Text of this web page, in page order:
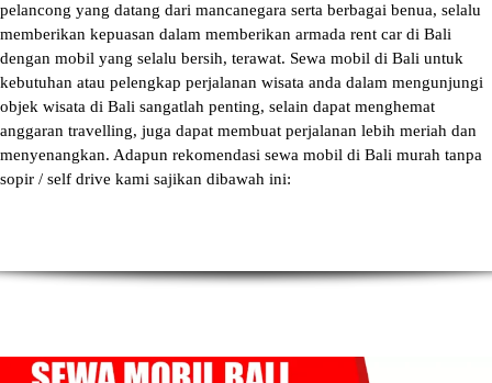
pelancong yang datang dari mancanegara serta berbagai benua, selalu
memberikan kepuasan dalam memberikan armada rent car di Bali
dengan mobil yang selalu bersih, terawat. Sewa mobil di Bali untuk
kebutuhan atau pelengkap perjalanan wisata anda dalam mengunjungi
objek wisata di Bali sangatlah penting, selain dapat menghemat
anggaran travelling, juga dapat membuat perjalanan lebih meriah dan
menyenangkan. Adapun rekomendasi sewa mobil di Bali murah tanpa
sopir / self drive kami sajikan dibawah ini: